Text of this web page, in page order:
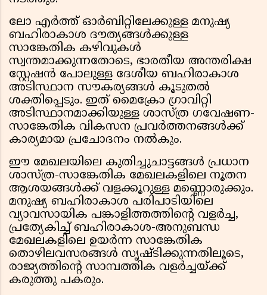
ലോ എർത്ത് ഓർബിറ്റിലേക്കുള്ള മനുഷ്യ
ബഹിരാകാശ ദൗത്യങ്ങൾക്കുള്ള
സാങ്കേതിക കഴിവുകൾ
സ്വന്തമാക്കുന്നതോടെ, ഭാരതീയ അന്തരിക്ഷ
സ്റ്റേഷൻ പോലുള്ള ദേശീയ ബഹിരാകാശ
അടിസ്ഥാന സൗകര്യങ്ങൾ കൂടുതൽ
ശക്തിപ്പെടും. ഇത് മൈക്രോ ഗ്രാവിറ്റി
അടിസ്ഥാനമാക്കിയുള്ള ശാസ്ത്ര ഗവേഷണ-
സാങ്കേതിക വികസന പ്രവർത്തനങ്ങൾക്ക്
കാര്യമായ പ്രചോദനം നൽകും.
ഈ മേഖലയിലെ കുതിച്ചുചാട്ടങ്ങൾ പ്രധാന
ശാസ്ത്ര-സാങ്കേതിക മേഖലകളിലെ നൂതന
ആശയങ്ങൾക്ക് വളക്കൂറുള്ള മണ്ണൊരുക്കും.
മനുഷ്യ ബഹിരാകാശ പരിപാടിയിലെ
വ്യാവസായിക പങ്കാളിത്തത്തിന്റെ വളർച്ച,
പ്രത്യേകിച്ച് ബഹിരാകാശ-അനുബന്ധ
മേഖലകളിലെ ഉയർന്ന സാങ്കേതിക
തൊഴിലവസരങ്ങൾ സൃഷ്ടിക്കുന്നതിലൂടെ,
രാജ്യത്തിന്റെ സാമ്പത്തിക വളർച്ചയ്ക്ക്
കരുത്തു പകരും.